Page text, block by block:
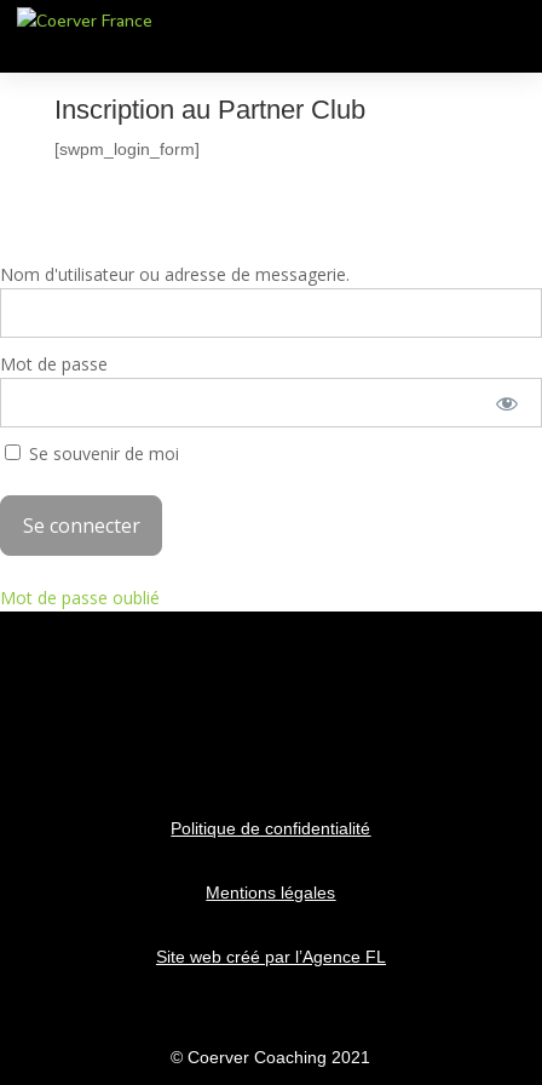
Inscription au Partner Club
[swpm_login_form]
Nom d'utilisateur ou adresse de messagerie.
Mot de passe
Se souvenir de moi
Mot de passe oublié
Politique de confidentialité
Mentions légales
Site web créé par l’Agence FL
© Coerver Coaching 2021